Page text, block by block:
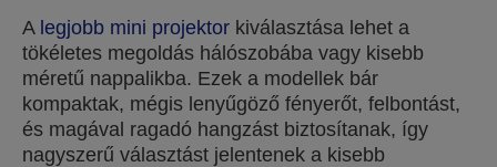
A legjobb mini projektor kiválasztása lehet a
tökéletes megoldás hálószobába vagy kisebb
méretű nappalikba. Ezek a modellek bár
kompaktak, mégis lenyűgöző fényerőt, felbontást,
és magával ragadó hangzást biztosítanak, így
nagyszerű választást jelentenek a kisebb